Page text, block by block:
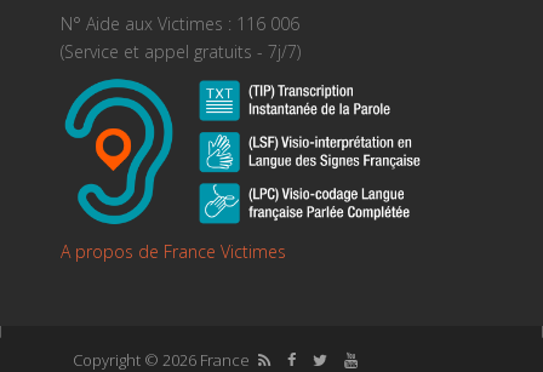
N° Aide aux Victimes : 116 006
(Service et appel gratuits - 7j/7)
A propos de France Victimes
Copyright © 2026 France